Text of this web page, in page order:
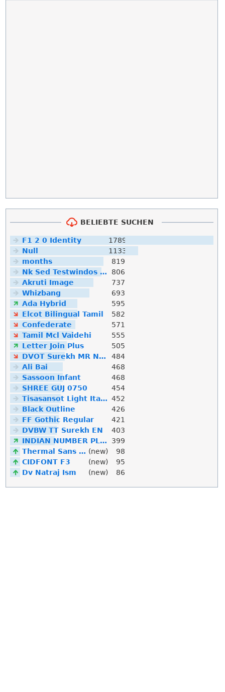
BELIEBTE SUCHEN
F1 2 0 Identity
1789
Null
1133
months
819
Nk Sed Testwindos 10 Downloa Filehippo
806
Akruti Image
737
Whizbang
693
Ada Hybrid
595
Elcot Bilingual Tamil
582
Confederate
571
Tamil Mcl Vaidehi
555
Letter Join Plus
505
DVOT Surekh MR Normal
484
Ali Bai
468
Sassoon Infant
468
SHREE GUJ 0750
454
Tisasansot Light Italic 452
Black Outline
426
FF Gothic Regular
421
DVBW TT Surekh EN
403
INDIAN NUMBER PLATE
399
Thermal Sans Mono (new)
98
CIDFONT F3
(new)
95
Dv Natraj Ism
(new) 86